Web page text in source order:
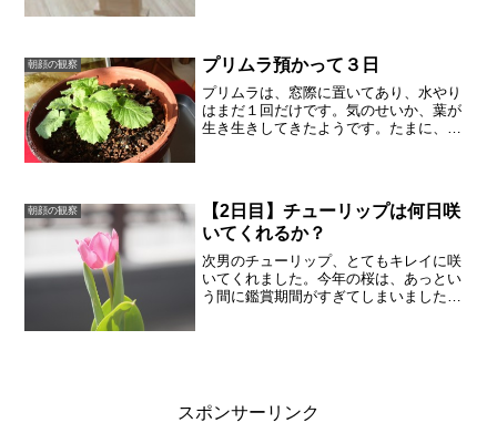
ゃんと育てましたよ。鉢に...
朝顔の観察 プリムラ預かって３日
プリムラは、窓際に置いてあり、水やり
はまだ１回だけです。気のせいか、葉が
生き生きしてきたようです。たまに、上
月間しか観察できません。...
朝顔の観察
【2日目】チューリップは何日咲
いてくれるか？
次男のチューリップ、とてもキレイに咲
いてくれました。今年の桜は、あっとい
う間に鑑賞期間がすぎてしまいました。
スポンサーリンク